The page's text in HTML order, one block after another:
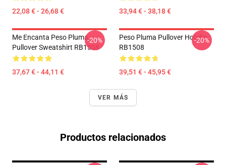
22,08 € - 26,68 € 33,94 € - 38,18 €
Me Encanta Peso Pluma
Pullover Sweatshirt RB1508
37,67 € - 44,11 €
-20%
Peso Pluma Pullover Hoodie
RB1508
39,51 € - 45,95 €
-20%
VER MÁS
Productos relacionados